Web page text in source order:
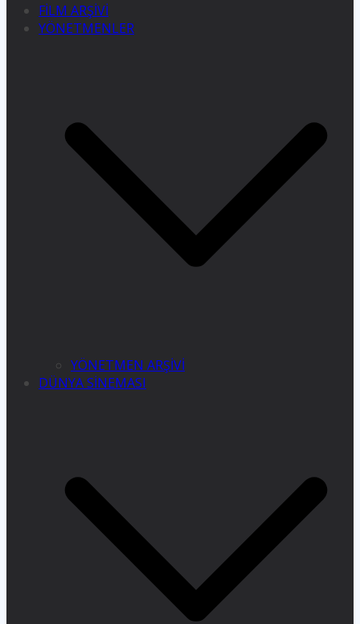
FİLM ARŞİVİ
YÖNETMENLER
YÖNETMEN ARŞİVİ
DÜNYA SİNEMASI